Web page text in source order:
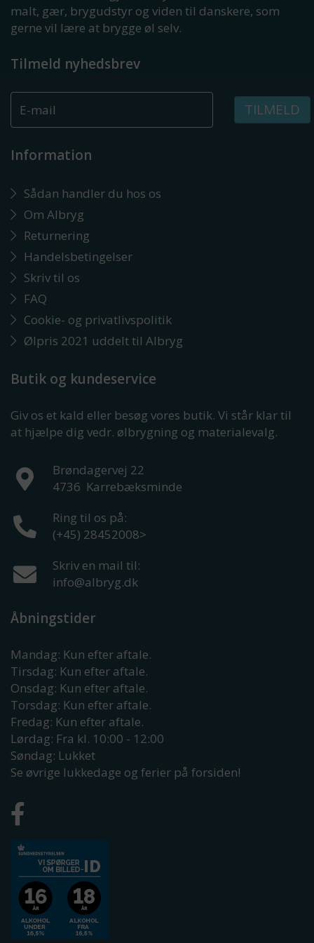
malt, gær, brygudstyr og viden til danskere, som
gerne vil lære at brygge øl selv.
Tilmeld nyhedsbrev
TILMELD
Information
Sådan handler du hos os
Om Albryg
Returnering
Handelsbetingelser
Skriv til os
FAQ
Cookie- og privatlivspolitik
Ølpris 2021 uddelt til Albryg
Butik og kundeservice
Giv os et kald eller besøg vores butik. Vi står klar til
at hjælpe dig vedr. ølbrygning og materialevalg.
Brøndagervej 22
4736 Karrebæksminde
Ring til os på:
(+45) 28452008>
Skriv en mail til:
info@albryg.dk
Åbningstider
Mandag: Kun efter aftale.
Tirsdag: Kun efter aftale.
Onsdag: Kun efter aftale.
Torsdag: Kun efter aftale.
Fredag: Kun efter aftale.
Lørdag: Fra kl. 10:00 - 12:00
Søndag: Lukket
Se øvrige lukkedage og ferier på forsiden!